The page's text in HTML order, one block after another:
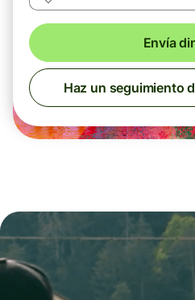
Envía
Haz un seguimiento